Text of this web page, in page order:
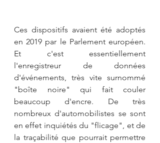
Ces dispositifs avaient été adoptés
en 2019 par le Parlement européen.
Et c'est essentiellement
l'enregistreur de données
d'événements, très vite surnommé
"boîte noire" qui fait couler
beaucoup d'encre. De très
nombreux d'automobilistes se sont
en effet inquiétés du "flicage", et de
la traçabilité que pourrait permettre